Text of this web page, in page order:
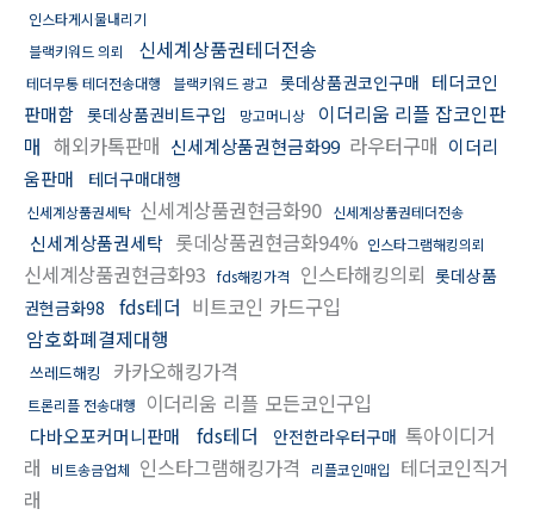
인스타게시물내리기
블랙키워드 의뢰
신세계상품권테더전송
테더무통 테더전송대행 블랙키워드 광고 롯데상품권코인구매 테더코인
판매함 롯데상품권비트구입 망고머니상
이더리움 리플 잡코인판
매 해외카톡판매 신세계상품권현금화99 라우터구매 이더리
움판매
테더구매대행
신세계상품권세탁 신세계상품권현금화90 신세계상품권테더전송
신세계상품권세탁 롯데상품권현금화94% 인스타그램해킹의뢰
신세계상품권현금화93 fds해킹가격 인스타해킹의뢰 롯데상품
권현금화98
fds테더 비트코인 카드구입
암호화폐결제대행
쓰레드해킹 카카오해킹가격
트론리플 전송대행 이더리움 리플 모든코인구입
다바오포커머니판매 fds테더 안전한라우터구매 톡아이디거
래
비트송금업체 인스타그램해킹가격 리플코인매입
테더코인직거
래